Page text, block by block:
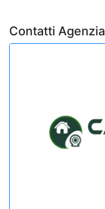
Contatti Agenzia